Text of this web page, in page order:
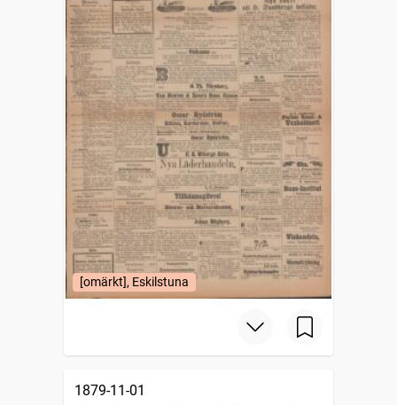
[omärkt], Eskilstuna
1879-11-01